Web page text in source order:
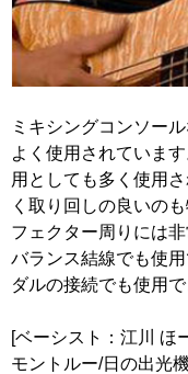
ミキシングコンソー
よく使用されていま
用としても多く使用
く取り回しの良いの
フェクター周りには
バランス結線でも使
ダルの接続でも使用で
[ベーシスト：江川 ほ
モントルー/日の出光